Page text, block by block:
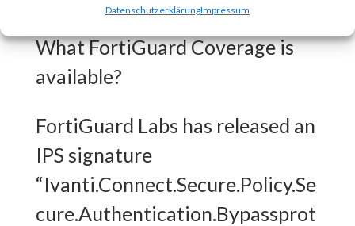
DatenschutzerklärungImpressum
What FortiGuard Coverage is
available?
FortiGuard Labs has released an
IPS signature
“Ivanti.Connect.Secure.Policy.Se
cure.Authentication.Bypassprot